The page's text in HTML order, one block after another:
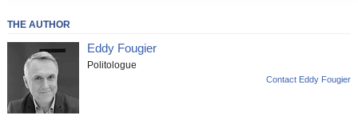
THE AUTHOR
Eddy Fougier
Politologue
Contact Eddy Fougier